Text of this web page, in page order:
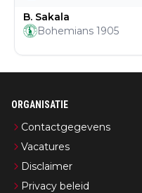
B. Sakala
Bohemians 1905
ORGANISATIE
Contactgegevens
Vacatures
Disclaimer
Privacy beleid